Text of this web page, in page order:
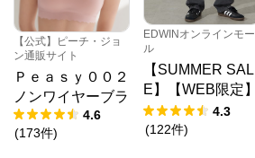
【公式】ピーチ・ジョ
ン通販サイト
Ｐｅａｓｙ００２
ノンワイヤーブラ
4.6
(173件)
EDWINオンラインモー
ル
【SUMMER SAL
E】【WEB限定】
STEPMARK ルー
ズペインターパン
4.3
(122件)